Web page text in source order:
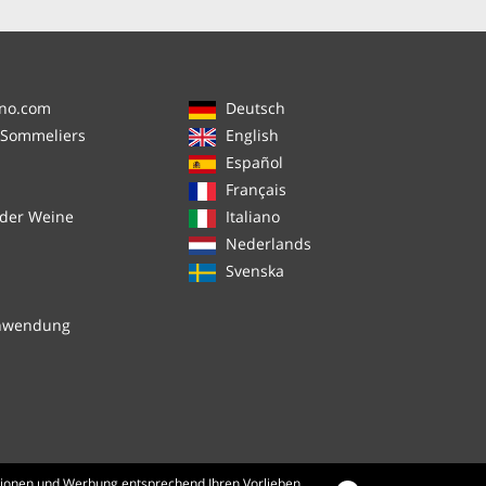
Weine
Deutsch
English
Español
Français
Italiano
Nederlands
Svenska